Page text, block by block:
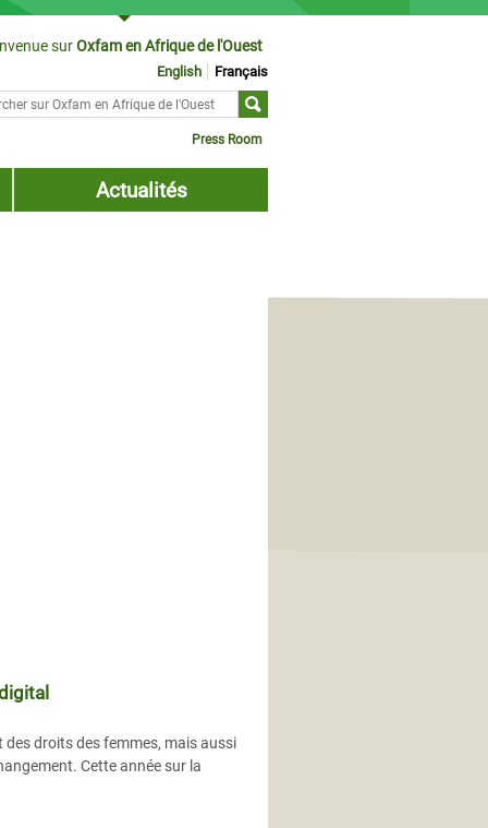
surOxfam en Afrique de l'Ouest
sur
English Français
Press Room
Actualités
des droits des femmes, mais aussi
Cette année sur la